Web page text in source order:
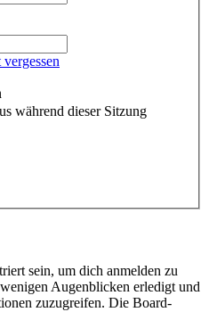
während dieser Sitzung
sein, um dich anmelden zu
Augenblicken erledigt und
zuzugreifen. Die Board-